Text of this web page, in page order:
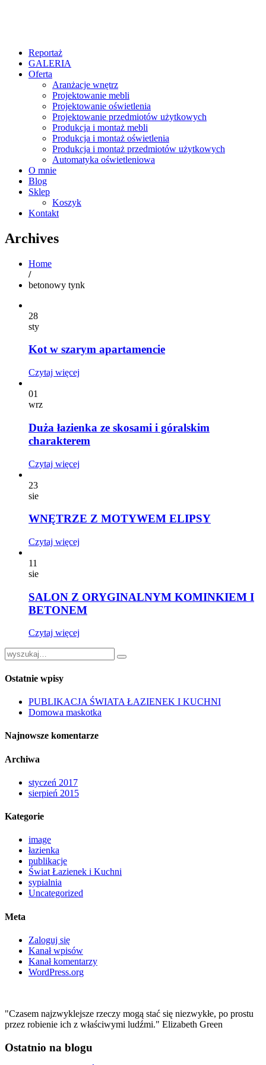
Reportaż
GALERIA
Oferta
Aranżacje wnętrz
Projektowanie mebli
Projektowanie oświetlenia
Projektowanie przedmiotów użytkowych
Produkcja i montaż mebli
Produkcja i montaż oświetlenia
Produkcja i montaż przedmiotów użytkowych
Automatyka oświetleniowa
O mnie
Blog
Sklep
Koszyk
Kontakt
Archives
Home
/
betonowy tynk
28
sty
Kot w szarym apartamencie
Czytaj więcej
01
wrz
Duża łazienka ze skosami i góralskim
charakterem
Czytaj więcej
23
sie
WNĘTRZE Z MOTYWEM ELIPSY
Czytaj więcej
11
sie
SALON Z ORYGINALNYM KOMINKIEM I
BETONEM
Czytaj więcej
Ostatnie wpisy
PUBLIKACJA ŚWIATA ŁAZIENEK I KUCHNI
Domowa maskotka
Najnowsze komentarze
Archiwa
styczeń 2017
sierpień 2015
Kategorie
image
łazienka
publikacje
Świat Łazienek i Kuchni
sypialnia
Uncategorized
Meta
Zaloguj się
Kanał wpisów
Kanał komentarzy
WordPress.org
"Czasem najzwyklejsze rzeczy mogą stać się niezwykłe, po prostu
przez robienie ich z właściwymi ludźmi." Elizabeth Green
Ostatnio na blogu